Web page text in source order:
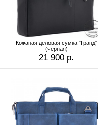
Кожаная деловая сумка "Гранд"
(чёрная)
21 900 р.